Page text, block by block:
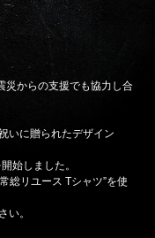
災からの支援でも協力し合
いに贈られたデザイン
始しました。
総リユース Tシャツ”を使
い。